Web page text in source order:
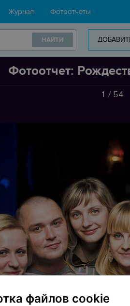
Журнал Фотоотчёты
НАЙТИ
Фотоотчет:
1 / 54
файлов cookie